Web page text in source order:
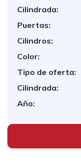
Cilindrada:
Puertas:
Cilindros:
Color:
Tipo de oferta:
Cilindrada:
Año: